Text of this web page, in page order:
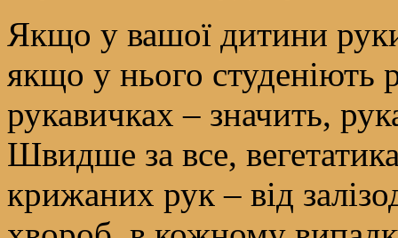
Якщо у вашої дитини
якщо у нього студеніють
рукавичках – значить,
Швидше за все,
крижаних рук – від